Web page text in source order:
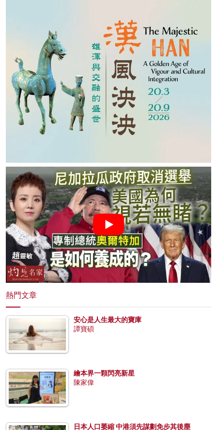
熱門文章
安心是人生最大的寶庫
譚寶碩
繪本界一顆閃亮新星
陳家偉
日本人口萎縮 中港須先謀劃免步其後塵